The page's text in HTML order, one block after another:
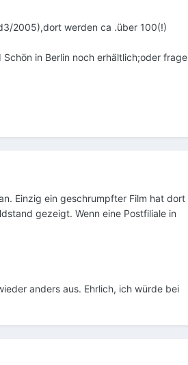
2005),dort werden ca .über 100(!)
in Berlin noch erhältlich;oder frage
Einzig ein geschrumpfter Film hat dort
gezeigt. Wenn eine Postfiliale in
anders aus. Ehrlich, ich würde bei